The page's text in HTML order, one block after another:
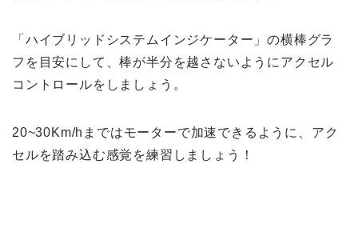
「ハイブリッドシステムインジケーター」の横棒グラ
フを目安にして、棒が半分を越さないようにアクセル
コントロールをしましょう。
20~30Km/hまではモーターで加速できるように、アク
セルを踏み込む感覚を練習しましょう！